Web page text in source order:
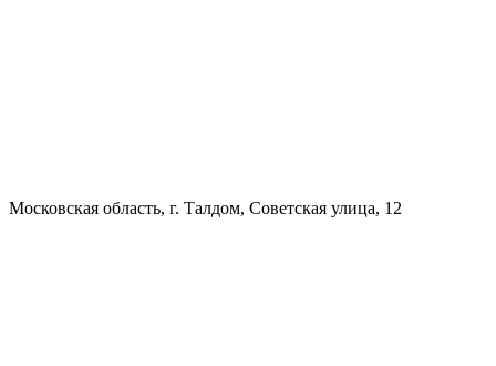
Московская область, г. Талдом, Советская улица, 12